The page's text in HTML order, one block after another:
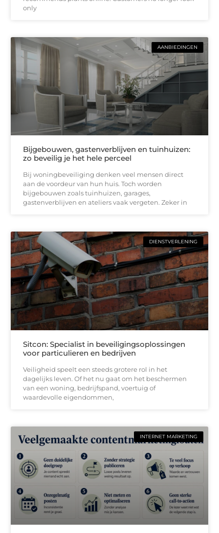
only
AANBIEDINGEN
Bijgebouwen, gastenverblijven en tuinhuizen:
zo beveilig je het hele perceel
Bij woningbeveiliging denken veel mensen direct
aan de voordeur van hun huis. Toch worden
bijgebouwen zoals tuinhuizen, garages,
gastenverblijven en ateliers vaak vergeten. Zeker in
DIENSTVERLENING
Sitcon: Specialist in beveiligingsoplossingen
voor particulieren en bedrijven
Veiligheid speelt een steeds grotere rol in het
dagelijks leven. Of het nu gaat om het beschermen
van een woning, bedrijfspand, voertuig of
waardevolle eigendommen,
INTERNET MARKETING